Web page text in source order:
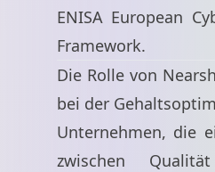
ENISA European
Framework.
Die Rolle von
bei der
Unternehmen, die
zwischen